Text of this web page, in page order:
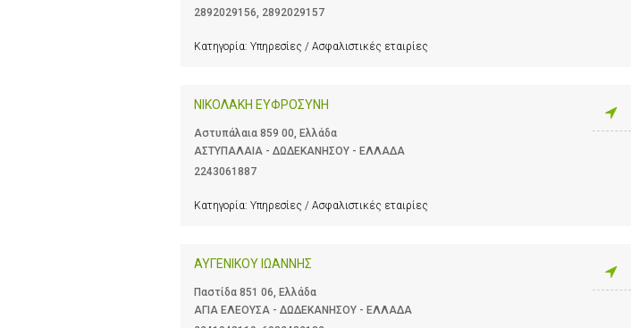
2892029156, 2892029157
Κατηγορία: Υπηρεσίες / Ασφαλιστικές εταιρίες
ΝΙΚΟΛΑΚΗ ΕΥΦΡΟΣΥΝΗ
Αστυπάλαια 859 00, Ελλάδα
ΑΣΤΥΠΑΛΑΙΑ - ΔΩΔΕΚΑΝΗΣΟΥ - ΕΛΛΑΔΑ
2243061887
Κατηγορία: Υπηρεσίες / Ασφαλιστικές εταιρίες
ΑΥΓΕΝΙΚΟΥ ΙΩΑΝΝΗΣ
Παστίδα 851 06, Ελλάδα
ΑΓΙΑ ΕΛΕΟΥΣΑ - ΔΩΔΕΚΑΝΗΣΟΥ - ΕΛΛΑΔΑ